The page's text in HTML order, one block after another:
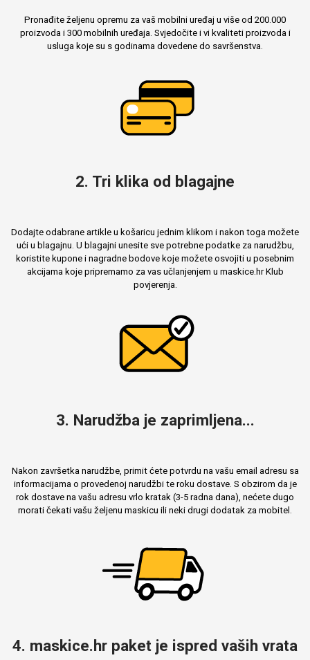
Pronađite željenu opremu za vaš mobilni uređaj u više od 200.000
proizvoda i 300 mobilnih uređaja. Svjedočite i vi kvaliteti proizvoda i
usluga koje su s godinama dovedene do savršenstva.
2. Tri klika od blagajne
Dodajte odabrane artikle u košaricu jednim klikom i nakon toga možete
ući u blagajnu. U blagajni unesite sve potrebne podatke za narudžbu,
koristite kupone i nagradne bodove koje možete osvojiti u posebnim
akcijama koje pripremamo za vas učlanjenjem u maskice.hr Klub
povjerenja.
3. Narudžba je zaprimljena...
Nakon završetka narudžbe, primit ćete potvrdu na vašu email adresu sa
informacijama o provedenoj narudžbi te roku dostave. S obzirom da je
rok dostave na vašu adresu vrlo kratak (3-5 radna dana), nećete dugo
morati čekati vašu željenu maskicu ili neki drugi dodatak za mobitel.
4. maskice.hr paket je ispred vaših vrata